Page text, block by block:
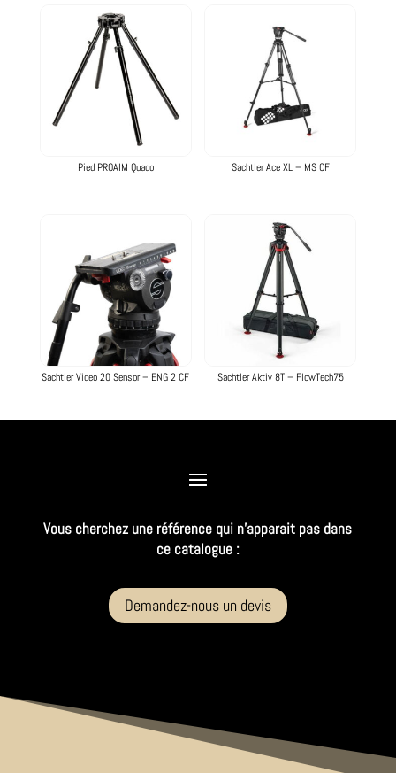
Pied PROAIM Quado Sachtler Ace XL – MS CF
Sachtler Video 20 Sensor – ENG 2 CF Sachtler Aktiv 8T – FlowTech75
Vous cherchez une référence qui n’apparait pas dans
ce catalogue :
Demandez-nous un devis